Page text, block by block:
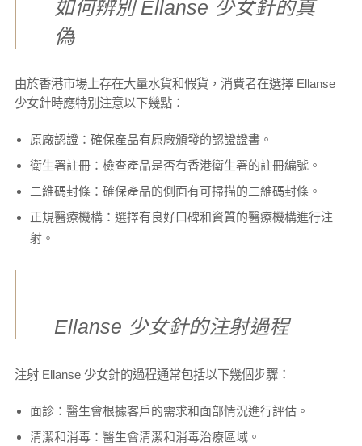
如何辨別 Ellanse 少女針的真
偽
由於香港市場上存在大量水貨和假貨，消費者在選擇 Ellanse
少女針時應特別注意以下幾點：
原廠認證：確保產品有原廠頒發的認證證書。
衛生署註冊：檢查產品是否有香港衛生署的註冊編號。
二維碼封條：確保產品的側面有可掃描的二維碼封條。
正規醫療機構：選擇有良好口碑和資質的醫療機構進行注
射。
Ellanse 少女針的注射過程
注射 Ellanse 少女針的過程通常包括以下幾個步驟：
面診：醫生會根據客戶的需求和面部情況進行評估。
清潔和消毒：醫生會清潔和消毒治療區域。